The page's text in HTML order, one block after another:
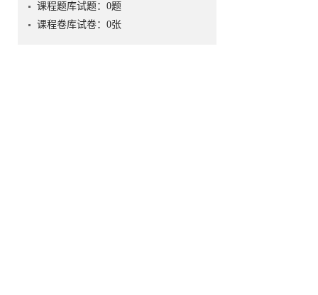
课程题库试题： 0题
课程卷库试卷： 0张